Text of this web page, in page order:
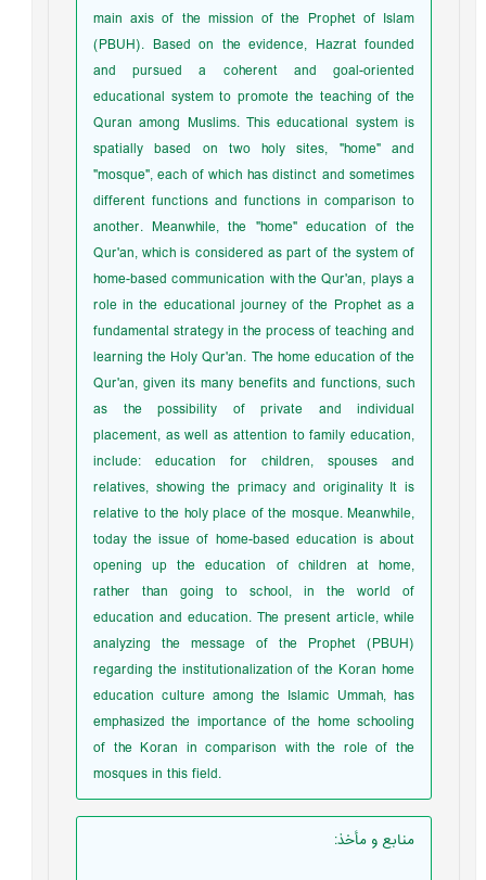
main axis of the mission of the Prophet of Islam
(PBUH). Based on the evidence, Hazrat founded
and pursued a coherent and goal-oriented
educational system to promote the teaching of the
Quran among Muslims. This educational system is
spatially based on two holy sites, "home" and
"mosque", each of which has distinct and sometimes
different functions and functions in comparison to
another. Meanwhile, the "home" education of the
Qur'an, which is considered as part of the system of
home-based communication with the Qur'an, plays a
role in the educational journey of the Prophet as a
fundamental strategy in the process of teaching and
learning the Holy Qur'an. The home education of the
Qur'an, given its many benefits and functions, such
as the possibility of private and individual
placement, as well as attention to family education,
include: education for children, spouses and
relatives, showing the primacy and originality It is
relative to the holy place of the mosque. Meanwhile,
today the issue of home-based education is about
opening up the education of children at home,
rather than going to school, in the world of
education and education. The present article, while
analyzing the message of the Prophet (PBUH)
regarding the institutionalization of the Koran home
education culture among the Islamic Ummah, has
emphasized the importance of the home schooling
of the Koran in comparison with the role of the
mosques in this field.
منابع و مأخذ: